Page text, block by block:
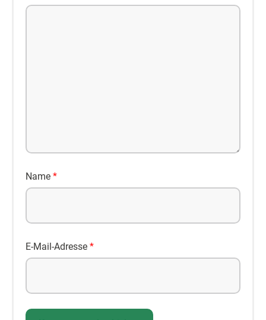
Name *
E-Mail-Adresse *